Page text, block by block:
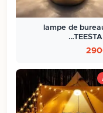
lampe de
TEESTA